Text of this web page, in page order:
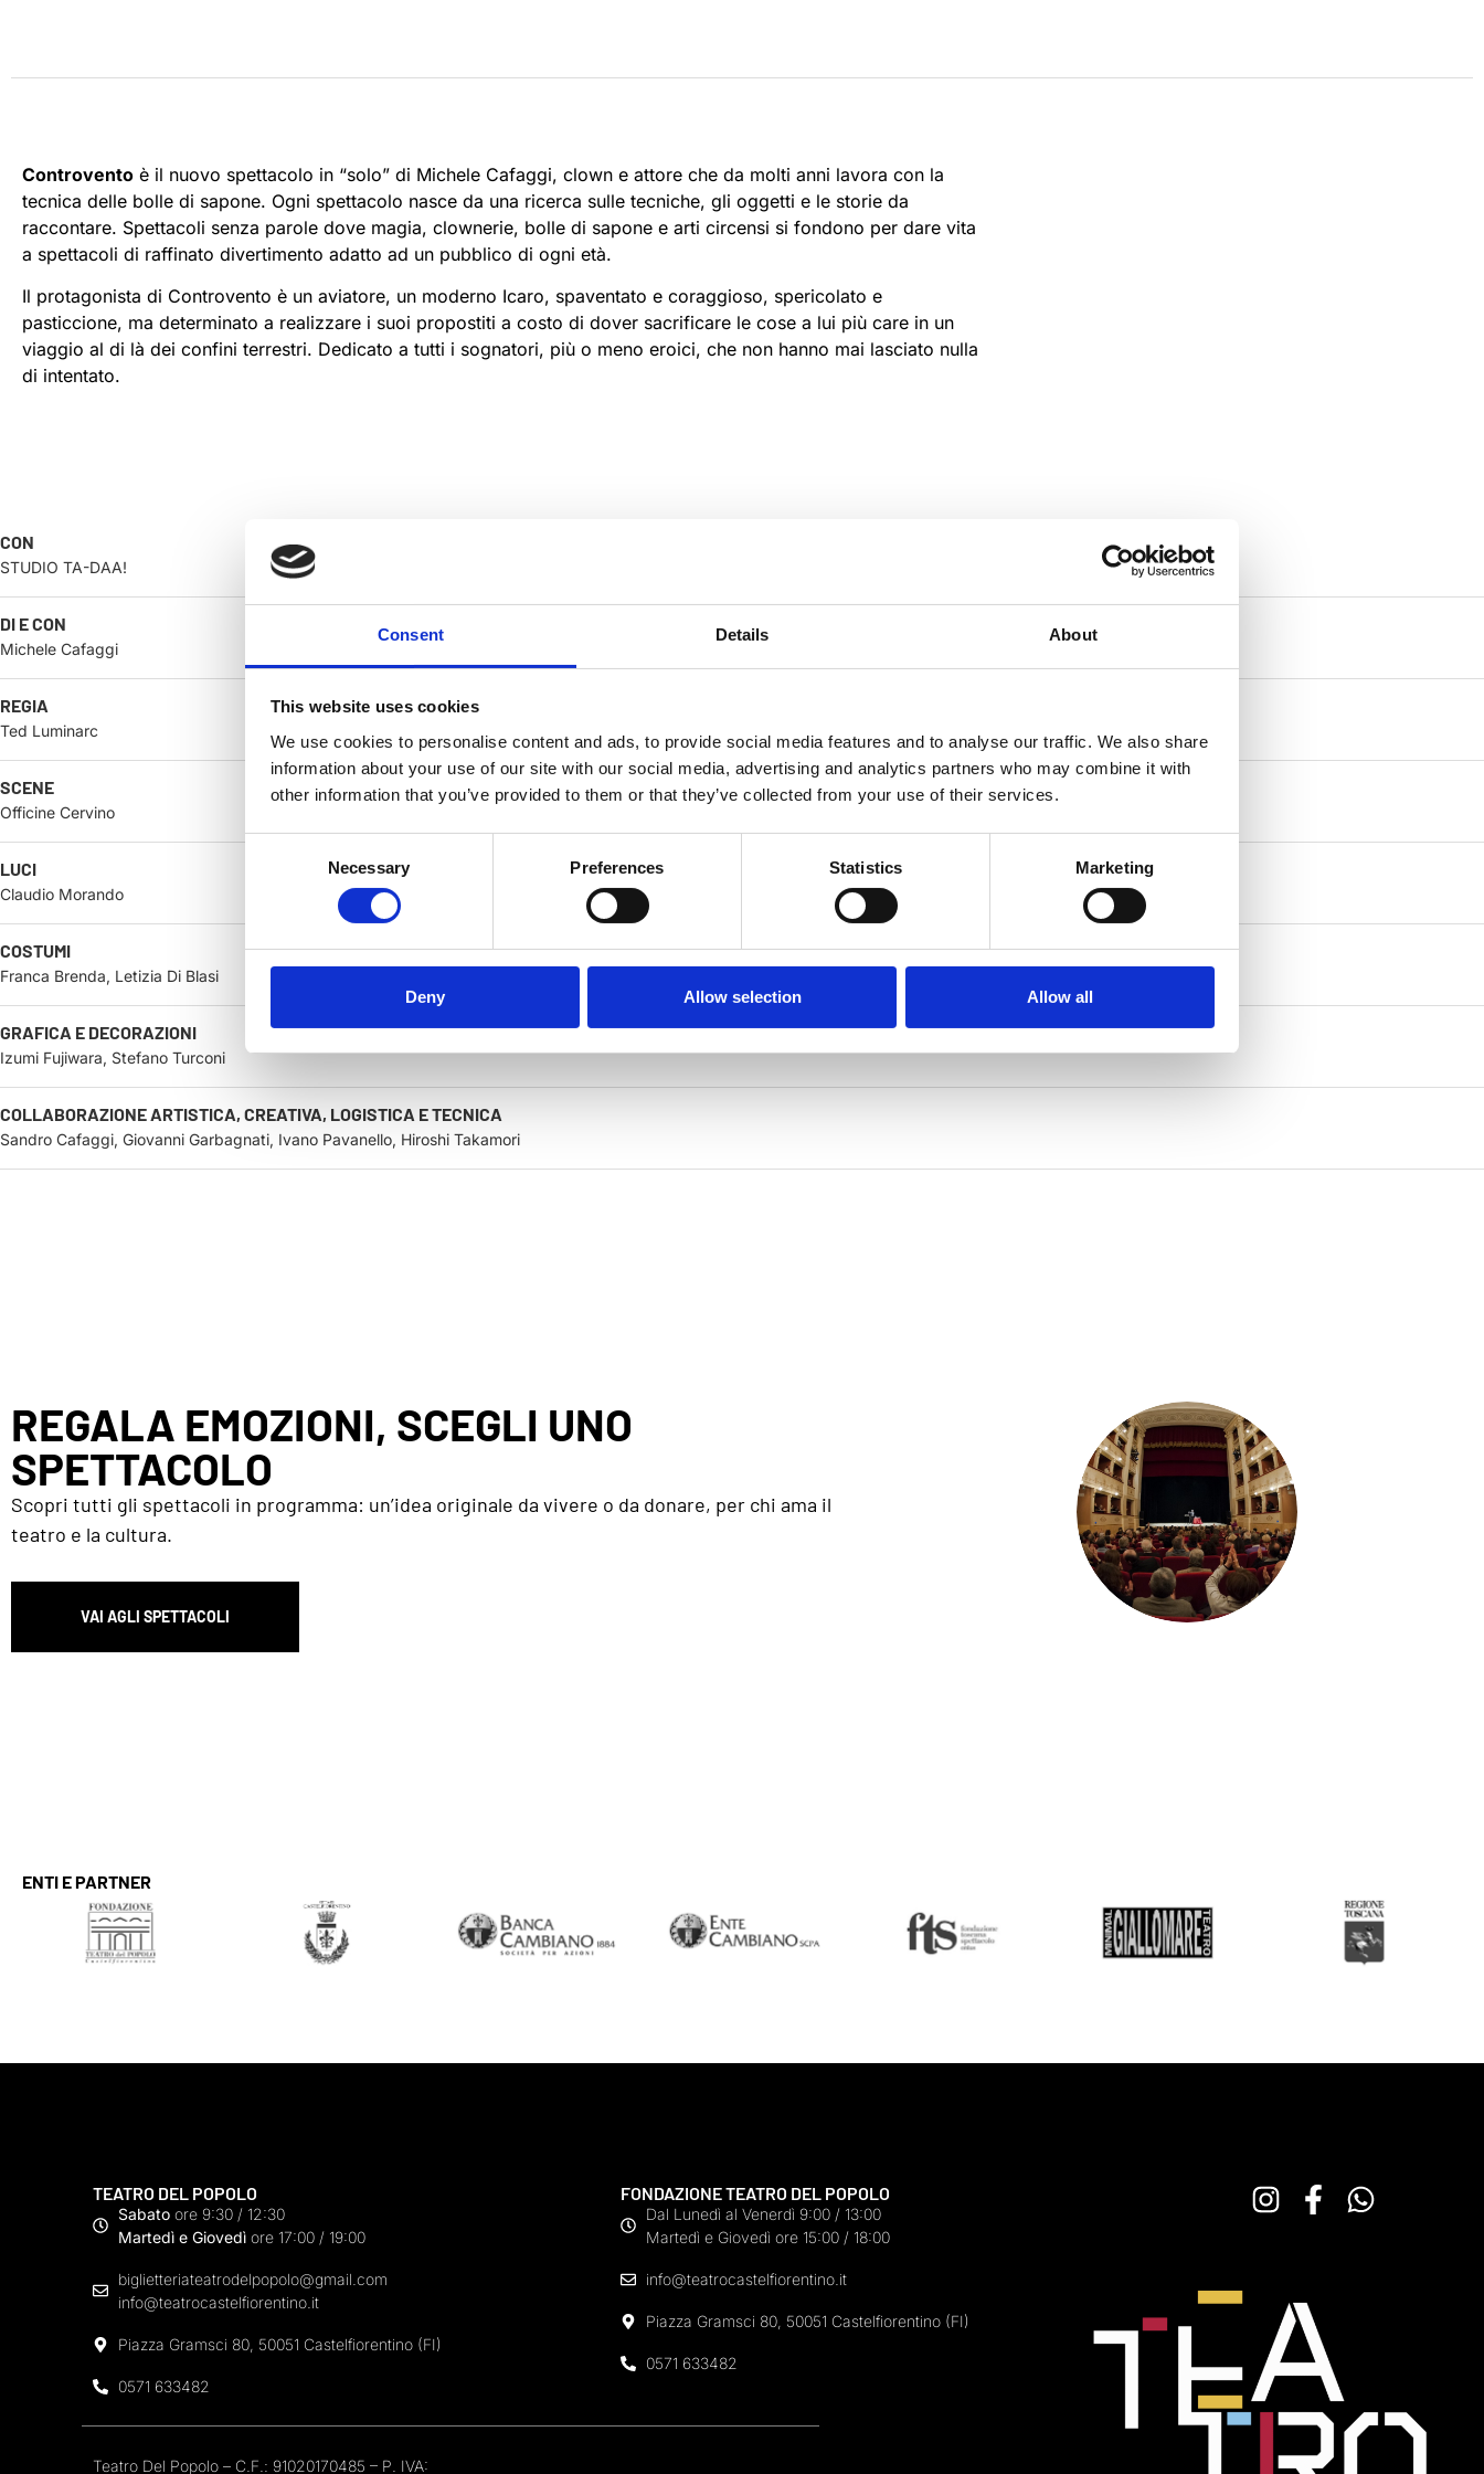
Consent Details About
This website uses cookies
We use cookies to personalise content and ads, to provide social media features and to analyse our traffic. We also share
information about your use of our site with our social media, advertising and analytics partners who may combine it with
other information that you’ve provided to them or that they’ve collected from your use of their services.
Consent
Necessary Preferences Statistics Marketing
Deny Allow selection Allow all
Controvento è il nuovo spettacolo in “solo” di Michele Cafaggi, clown e attore che da molti anni lavora con la
tecnica delle bolle di sapone. Ogni spettacolo nasce da una ricerca sulle tecniche, gli oggetti e le storie da
raccontare. Spettacoli senza parole dove magia, clownerie, bolle di sapone e arti circensi si fondono per dare vita
a spettacoli di raffinato divertimento adatto ad un pubblico di ogni età.
Il protagonista di Controvento è un aviatore, un moderno Icaro, spaventato e coraggioso, spericolato e
pasticcione, ma determinato a realizzare i suoi propostiti a costo di dover sacrificare le cose a lui più care in un
viaggio al di là dei confini terrestri. Dedicato a tutti i sognatori, più o meno eroici, che non hanno mai lasciato nulla
di intentato.
CON
STUDIO TA-DAA!
DI E CON
Michele Cafaggi
REGIA
Ted Luminarc
SCENE
Officine Cervino
LUCI
Claudio Morando
COSTUMI
Franca Brenda, Letizia Di Blasi
GRAFICA E DECORAZIONI
Izumi Fujiwara, Stefano Turconi
COLLABORAZIONE ARTISTICA, CREATIVA, LOGISTICA E TECNICA
Sandro Cafaggi, Giovanni Garbagnati, Ivano Pavanello, Hiroshi Takamori
REGALA EMOZIONI, SCEGLI UNO
SPETTACOLO
Scopri tutti gli spettacoli in programma: un’idea originale da vivere o da donare, per chi ama il
teatro e la cultura.
VAI AGLI SPETTACOLI
ENTI E PARTNER
TEATRO DEL POPOLO
Sabato ore 9:30 / 12:30
Martedì e Giovedì ore 17:00 / 19:00
biglietteriateatrodelpopolo@gmail.com
info@teatrocastelfiorentino.it
Piazza Gramsci 80, 50051 Castelfiorentino (FI)
0571 633482
FONDAZIONE TEATRO DEL POPOLO
Dal Lunedì al Venerdì 9:00 / 13:00
Martedì e Giovedì ore 15:00 / 18:00
info@teatrocastelfiorentino.it
Piazza Gramsci 80, 50051 Castelfiorentino (FI)
0571 633482
Teatro Del Popolo – C.F.: 91020170485 – P. IVA: